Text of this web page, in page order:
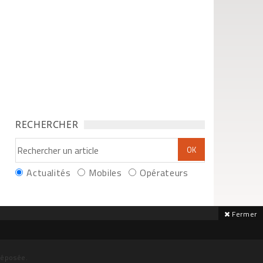
RECHERCHER
Actualités Mobiles Opérateurs
Fermer